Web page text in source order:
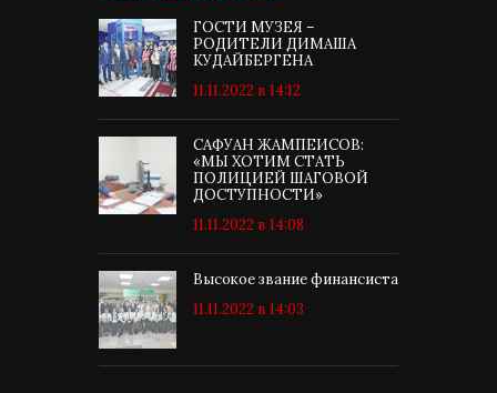
ГОСТИ МУЗЕЯ –
РОДИТЕЛИ ДИМАША
КУДАЙБЕРГЕНА
11.11.2022 в 14:12
САФУАН ЖАМПЕИСОВ:
«МЫ ХОТИМ СТАТЬ
ПОЛИЦИЕЙ ШАГОВОЙ
ДОСТУПНОСТИ»
11.11.2022 в 14:08
Высокое звание финансиста
11.11.2022 в 14:03